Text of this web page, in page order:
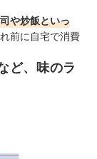
や炒飯といっ
前に自宅で消費
ど、味のラ